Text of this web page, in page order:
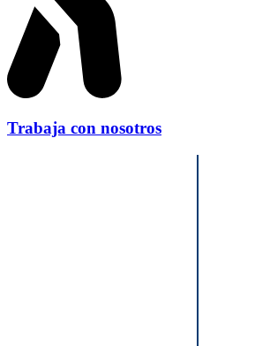
Trabaja con nosotros